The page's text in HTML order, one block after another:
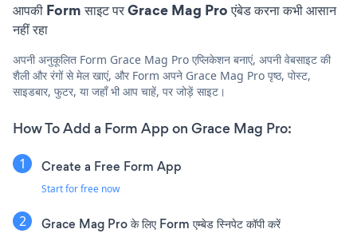
आपकी Form साइट पर Grace Mag Pro एंबेड करना कभी आसान
नहीं रहा
अपनी अनुकूलित Form Grace Mag Pro एप्लिकेशन बनाएं, अपनी वेबसाइट की
शैली और रंगों से मेल खाएं, और Form अपने Grace Mag Pro पृष्ठ, पोस्ट,
साइडबार, फुटर, या जहाँ भी आप चाहें, पर जोड़ें साइट।
How To Add a Form App on Grace Mag Pro:
Create a Free Form App
Start for free now
Grace Mag Pro के लिए Form एम्बेड स्निपेट कॉपी करें